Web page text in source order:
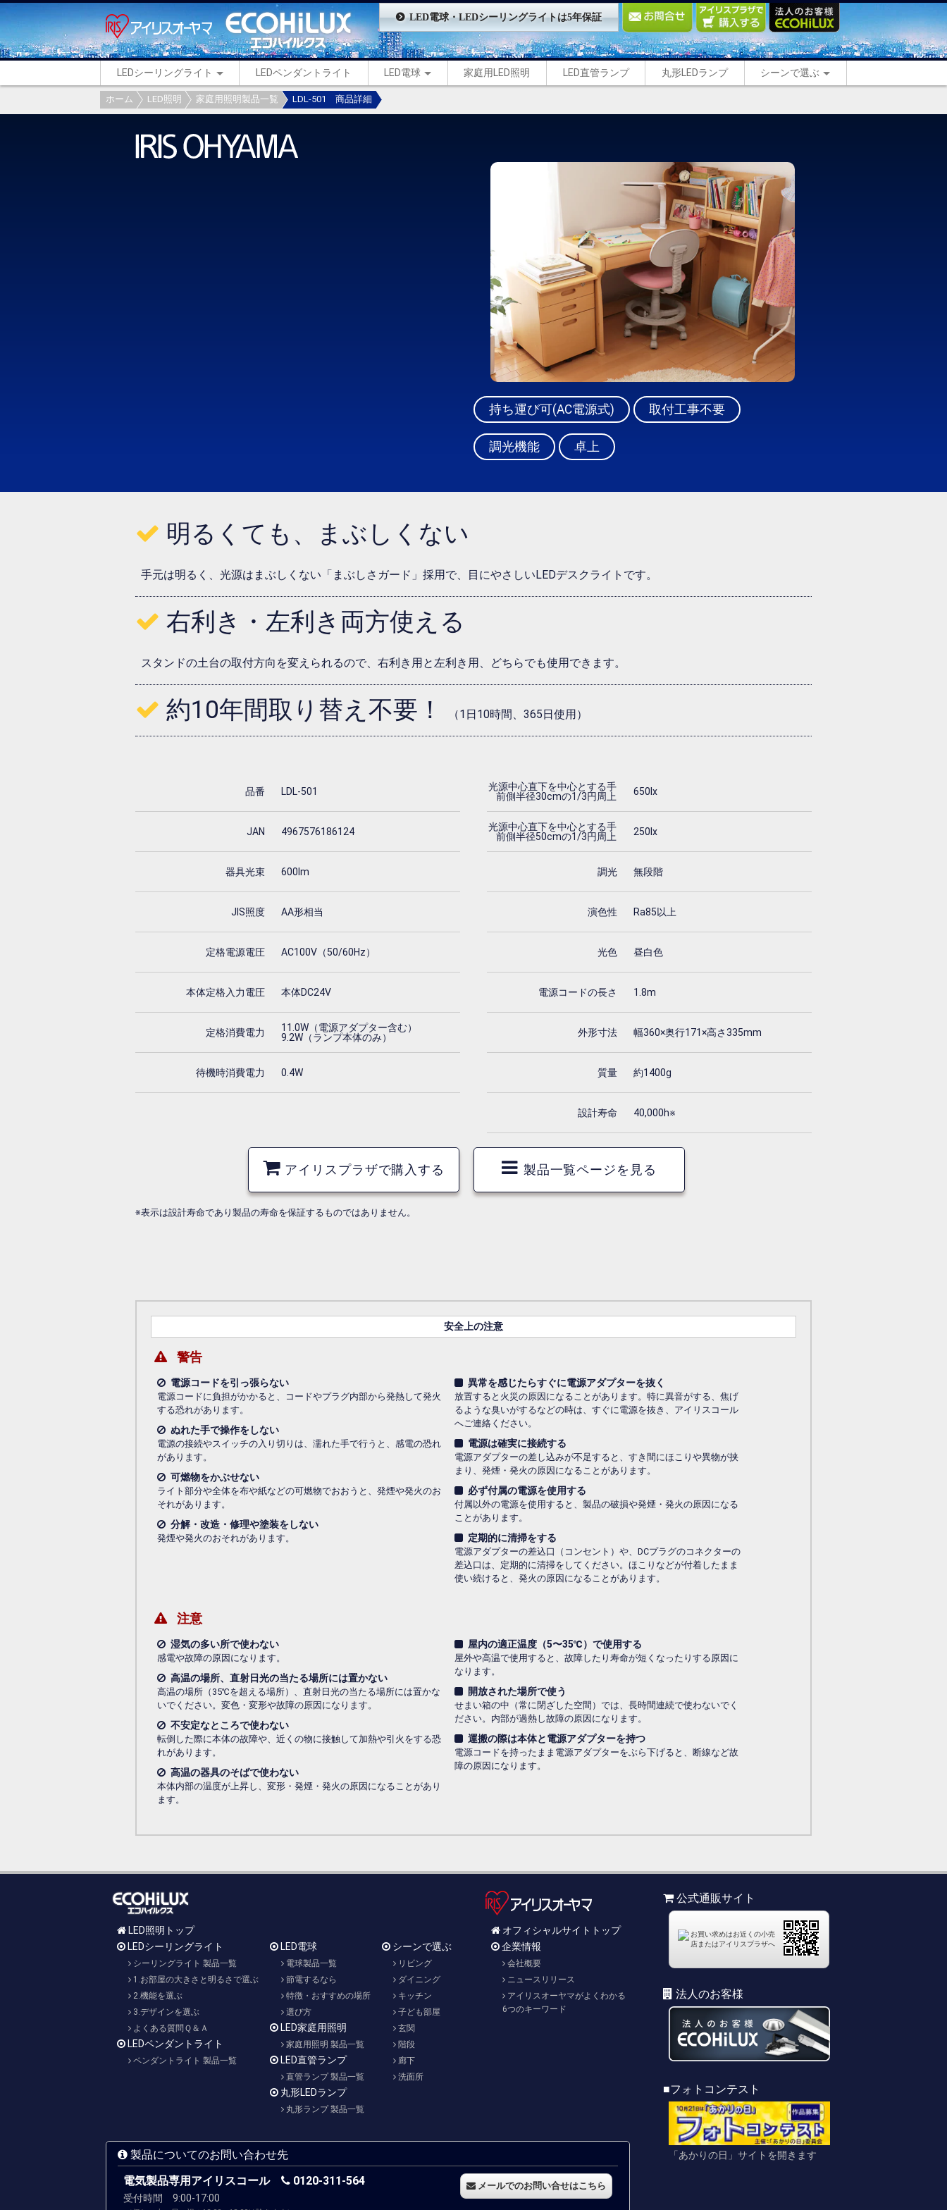
LED電球・LEDシーリングライトは5年保証
LEDシーリングライト LEDペンダントライト LED電球 家庭用LED照明 LED直管ランプ 丸形LEDランプ シーンで選ぶ
ホーム LED照明 家庭用照明製品一覧 LDL-501 商品詳細
持ち運び可(AC電源式) 取付工事不要
調光機能 卓上
明るくても、まぶしくない
手元は明るく、光源はまぶしくない「まぶしさガード」採用で、目にやさしいLEDデスクライトです。
右利き・左利き両方使える
スタンドの土台の取付方向を変えられるので、右利き用と左利き用、どちらでも使用できます。
約10年間取り替え不要！ （1日10時間、365日使用）
品番 LDL-501
JAN 4967576186124
器具光束 600lm
JIS照度 AA形相当
定格電源電圧 AC100V（50/60Hz）
本体定格入力電圧 本体DC24V
定格消費電力
11.0W（電源アダプター含む）
9.2W（ランプ本体のみ）
待機時消費電力 0.4W
光源中心直下を中心とする手
前側半径30cmの1/3円周上
650lx
光源中心直下を中心とする手
前側半径50cmの1/3円周上
250lx
調光 無段階
演色性 Ra85以上
光色 昼白色
電源コードの長さ 1.8m
外形寸法 幅360×奥行171×高さ335mm
質量 約1400g
設計寿命 40,000h※
アイリスプラザで購入する 製品一覧ページを見る
※表示は設計寿命であり製品の寿命を保証するものではありません。
安全上の注意
警告
電源コードを引っ張らない
電源コードに負担がかかると、コードやプラグ内部から発熱して発火
する恐れがあります。
ぬれた手で操作をしない
電源の接続やスイッチの入り切りは、濡れた手で行うと、感電の恐れ
があります。
可燃物をかぶせない
ライト部分や全体を布や紙などの可燃物でおおうと、発煙や発火のお
それがあります。
分解・改造・修理や塗装をしない
発煙や発火のおそれがあります。
異常を感じたらすぐに電源アダプターを抜く
放置すると火災の原因になることがあります。特に異音がする、焦げ
るような臭いがするなどの時は、すぐに電源を抜き、アイリスコール
へご連絡ください。
電源は確実に接続する
電源アダプターの差し込みが不足すると、すき間にほこりや異物が挟
まり、発煙・発火の原因になることがあります。
必ず付属の電源を使用する
付属以外の電源を使用すると、製品の破損や発煙・発火の原因になる
ことがあります。
定期的に清掃をする
電源アダプターの差込口（コンセント）や、DCプラグのコネクターの
差込口は、定期的に清掃をしてください。ほこりなどが付着したまま
使い続けると、発火の原因になることがあります。
注意
湿気の多い所で使わない
感電や故障の原因になります。
高温の場所、直射日光の当たる場所には置かない
高温の場所（35℃を超える場所）、直射日光の当たる場所には置かな
いでください。変色・変形や故障の原因になります。
不安定なところで使わない
転倒した際に本体の故障や、近くの物に接触して加熱や引火をする恐
れがあります。
高温の器具のそばで使わない
本体内部の温度が上昇し、変形・発煙・発火の原因になることがあり
ます。
屋内の適正温度（5〜35℃）で使用する
屋外や高温で使用すると、故障したり寿命が短くなったりする原因に
なります。
開放された場所で使う
せまい箱の中（常に閉ざした空間）では、長時間連続で使わないでく
ださい。内部が過熱し故障の原因になります。
運搬の際は本体と電源アダプターを持つ
電源コードを持ったまま電源アダプターをぶら下げると、断線など故
障の原因になります。
LED照明トップ
LEDシーリングライト
シーリングライト 製品一覧
1.お部屋の大きさと明るさで選ぶ
2.機能を選ぶ
3.デザインを選ぶ
よくある質問Ｑ＆Ａ
LEDペンダントライト
ペンダントライト 製品一覧
LED電球
電球製品一覧
節電するなら
特徴・おすすめの場所
選び方
LED家庭用照明
家庭用照明 製品一覧
LED直管ランプ
直管ランプ 製品一覧
丸形LEDランプ
丸形ランプ 製品一覧
シーンで選ぶ
リビング
ダイニング
キッチン
子ども部屋
玄関
階段
廊下
洗面所
オフィシャルサイトトップ
企業情報
会社概要
ニュースリリース
アイリスオーヤマがよくわかる
6つのキーワード
製品についてのお問い合わせ先
電気製品専用アイリスコール
0120-311-564
受付時間 9:00-17:00
メールでのお問い合せはこちら
公式通販サイト
法人のお客様
■フォトコンテスト
「あかりの日」サイトを開きます